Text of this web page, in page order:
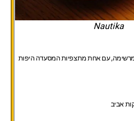
Nautika
ומרשימה, עם אחת מתצפיות המסעדה היפות
אביב